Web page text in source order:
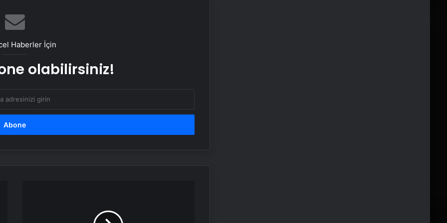
16 Mayıs’ta İstanbul’da nükleer
Bayraktar TB3’ten hedefe tam
Haberler İçin
olabilirsiniz!